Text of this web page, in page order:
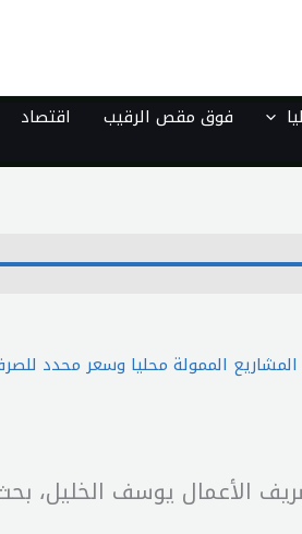
فوق مقص الرقيب
اقتصاد
المشاريع الممولة محليا وسعر محدد
الأعمال يوسف